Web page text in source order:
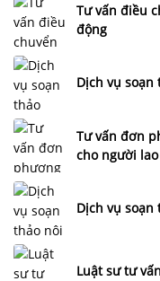
Tư vấn điều
động
Dịch vụ
Tư vấn đơn
cho người
Dịch vụ soạn
Luật sư tư